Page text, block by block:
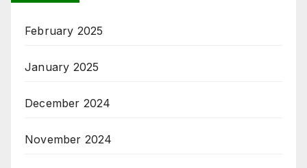
February 2025
January 2025
December 2024
November 2024